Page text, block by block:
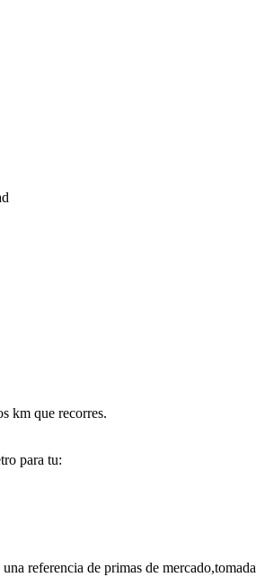
km que recorres.
para tu:
referencia de primas de